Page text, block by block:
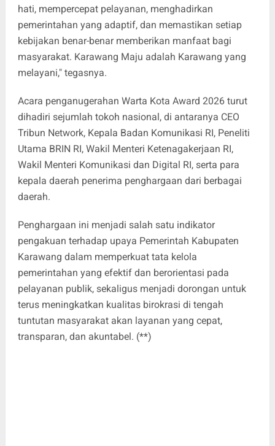
hati, mempercepat pelayanan, menghadirkan
pemerintahan yang adaptif, dan memastikan setiap
kebijakan benar-benar memberikan manfaat bagi
masyarakat. Karawang Maju adalah Karawang yang
melayani," tegasnya.
Acara penganugerahan Warta Kota Award 2026 turut
dihadiri sejumlah tokoh nasional, di antaranya CEO
Tribun Network, Kepala Badan Komunikasi RI, Peneliti
Utama BRIN RI, Wakil Menteri Ketenagakerjaan RI,
Wakil Menteri Komunikasi dan Digital RI, serta para
kepala daerah penerima penghargaan dari berbagai
daerah.
Penghargaan ini menjadi salah satu indikator
pengakuan terhadap upaya Pemerintah Kabupaten
Karawang dalam memperkuat tata kelola
pemerintahan yang efektif dan berorientasi pada
pelayanan publik, sekaligus menjadi dorongan untuk
terus meningkatkan kualitas birokrasi di tengah
tuntutan masyarakat akan layanan yang cepat,
transparan, dan akuntabel. (**)